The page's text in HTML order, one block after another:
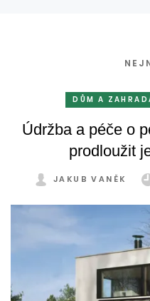
DŮM A
Údržba a péče o
prodloužit
JAKUB VANĚK